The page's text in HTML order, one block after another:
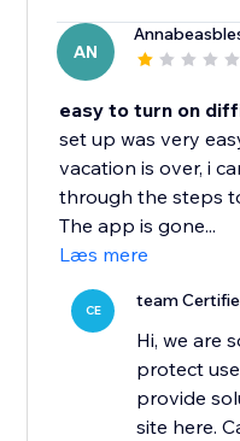
AN
easy to turn on
set up was very
vacation is over, i
through the steps
The app is gone...
Læs mere
CE team
Hi, we are
protect
provide
site here.